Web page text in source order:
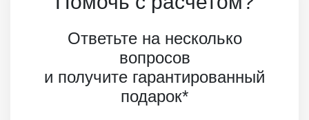
Укладка террас и палуб
Окраска деревянных домов
Герметизация швов
Ответьте на несколько
вопросов
и получите гарантированный
подарок*